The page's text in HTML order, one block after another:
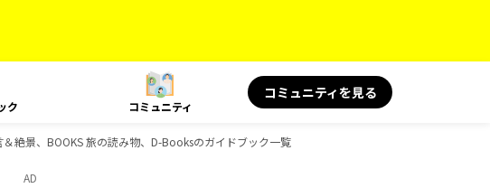
ク コミュニティ
コミュニティを見る
絶景、BOOKS 旅の読み物、D-Booksのガイドブック一覧
AD